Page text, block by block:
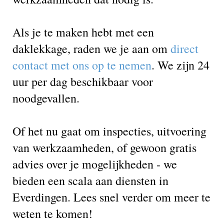
Als je te maken hebt met een
daklekkage, raden we je aan omdirect
contact met ons op te nemen. We zijn 24
uur per dag beschikbaar voor
noodgevallen.
Of het nu gaat om inspecties, uitvoering
van werkzaamheden, of gewoon gratis
advies over je mogelijkheden - we
bieden een scala aan diensten in
Everdingen. Lees snel verder om meer te
weten te komen!